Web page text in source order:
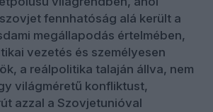
fennhatóság alá került a
megállapodás értelmében,
vezetés és személyesen
a reálpolitika talaján állva, nem
világméretű konfliktust,
azzal a Szovjetunióval